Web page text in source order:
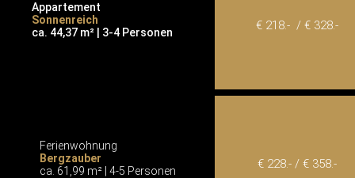
Appartement
Sonnenreich
ca. 44,37 m² | 3-4 Personen
€ 218.- / € 328.-
Ferienwohnung
Bergzauber
ca. 61,99 m² | 4-5 Personen
€ 228.- / € 358.-